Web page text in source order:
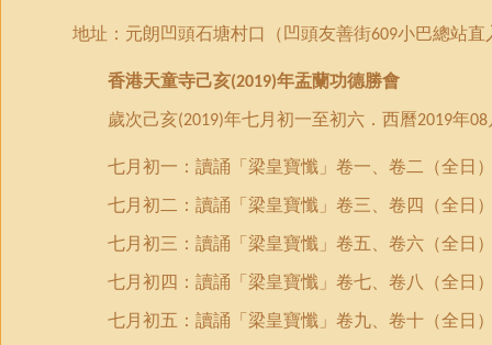
地址：元朗凹頭石塘村口（凹頭友善街609小巴總站
香港天童寺己亥(2019)年盂蘭功德勝會
歲次己亥(2019)年七月初一至初六．西曆2019年08
七月初一： 讀誦「梁皇寶懺」卷一、卷二（全日
七月初二：讀誦「梁皇寶懺」卷三、卷四（全日
七月初三：讀誦「梁皇寶懺」卷五、卷六（全日
七月初四：讀誦「梁皇寶懺」卷七、卷八（全日
七月初五：讀誦「梁皇寶懺」卷九、卷十（全日